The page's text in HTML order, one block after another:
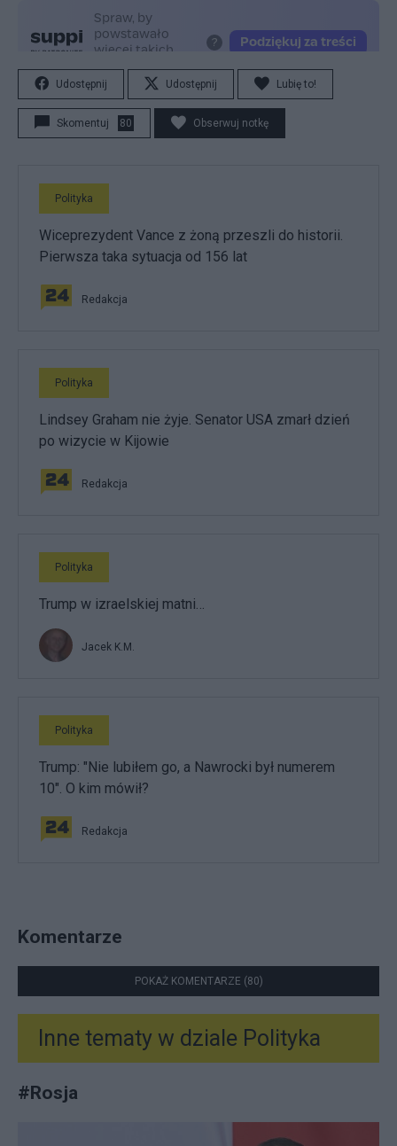
Udostępnij Udostępnij Lubię to!
Skomentuj 80 Obserwuj notkę
Polityka
Wiceprezydent Vance z żoną przeszli do historii.
Pierwsza taka sytuacja od 156 lat
Redakcja
Polityka
Lindsey Graham nie żyje. Senator USA zmarł dzień
po wizycie w Kijowie
Redakcja
Polityka
Trump w izraelskiej matni…
Jacek K.M.
Polityka
Trump: "Nie lubiłem go, a Nawrocki był numerem
10". O kim mówił?
Redakcja
Komentarze
POKAŻ KOMENTARZE (80)
Inne tematy w dziale Polityka
#Rosja